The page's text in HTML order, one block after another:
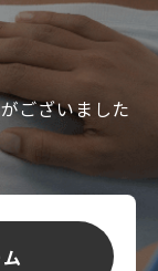
ございました